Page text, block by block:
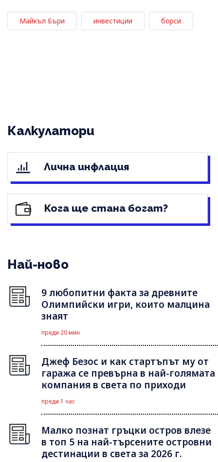
Майкъл Бъри инвестиции борси
Калкулатори
Лична инфлация
Кога ще стана богат?
Най-ново
9 любопитни факта за древните
Олимпийски игри, които малцина
знаят
преди 20 мин
Джеф Безос и как стартъпът му от
гаража се превърна в най-голямата
компания в света по приходи
преди 1 час
Малко познат гръцки остров влезе
в топ 5 на най-търсените островни
дестинации в света за 2026 г.